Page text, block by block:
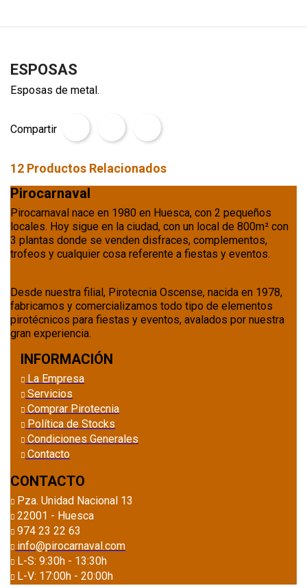
ESPOSAS
Esposas de metal.
Compartir
12 Productos Relacionados
Pirocarnaval
Pirocarnaval nace en 1980 en Huesca, con 2 pequeños
locales. Hoy sigue en la ciudad, con un local de 800m² con
3 plantas donde se venden disfraces, complementos,
trofeos y cualquier cosa referente a fiestas y eventos.
Desde nuestra filial, Pirotecnia Oscense, nacida en 1978,
fabricamos y comercializamos todo tipo de elementos
pirotécnicos para fiestas y eventos, avalados por nuestra
gran experiencia.
INFORMACIÓN
La Empresa
Servicios
Comprar Pirotecnia
Política de Stocks
Condiciones Generales
Contacto
CONTACTO
Pza. Unidad Nacional 13
22001 - Huesca
974 23 22 63
info@pirocarnaval.com
L-S: 9:30h - 13:30h
L-V: 17:00h - 20:00h